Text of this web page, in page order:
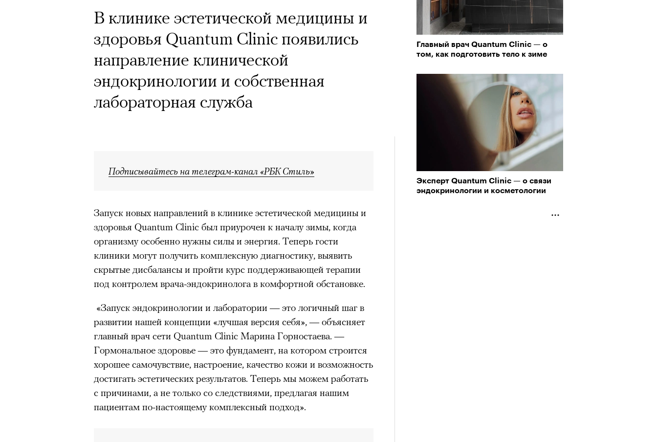
Главный врач Quantum Clinic — о
том, как подготовить тело к зиме
Эксперт Quantum Clinic — о связи
эндокринологии и косметологии
В клинике эстетической медицины и
здоровья Quantum Clinic появились
направление клинической
эндокринологии и собственная
лабораторная служба
Подписывайтесь на телеграм-канал «РБК Стиль»
Запуск новых направлений в клинике эстетической медицины и
здоровья Quantum Clinic был приурочен к началу зимы, когда
организму особенно нужны силы и энергия. Теперь гости
клиники могут получить комплексную диагностику, выявить
скрытые дисбалансы и пройти курс поддерживающей терапии
под контролем врача-эндокринолога в комфортной обстановке.
«Запуск эндокринологии и лаборатории — это логичный шаг в
развитии нашей концепции «лучшая версия себя», — объясняет
главный врач сети Quantum Clinic Марина Горностаева. —
Гормональное здоровье — это фундамент, на котором строится
хорошее самочувствие, настроение, качество кожи и возможность
достигать эстетических результатов. Теперь мы можем работать
с причинами, а не только со следствиями, предлагая нашим
пациентам по-настоящему комплексный подход».